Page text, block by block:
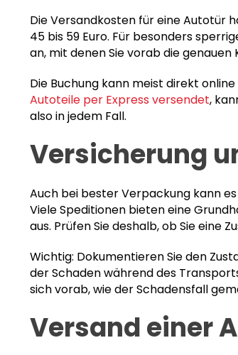
Die Versandkosten für eine Autotür
45 bis 59 Euro. Für besonders
an, mit denen Sie vorab die
Die Buchung kann meist direkt
Autoteile per Express versendet,
also in jedem Fall.
Versicherung
Auch bei bester Verpackung kann
Viele Speditionen bieten eine
aus. Prüfen Sie deshalb, ob Sie eine
Wichtig: Dokumentieren Sie den
der Schaden während des
sich vorab, wie der Schadensfall
Versand einer